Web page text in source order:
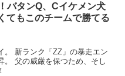
バタンQ、Cイケメン犬
てもこのチームで勝てる
。 新ランク「ZZ」の暴走エン
。 父の威厳を保つため、そし